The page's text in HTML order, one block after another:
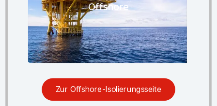
Offshore
Zur Offshore-Isolierungsseite